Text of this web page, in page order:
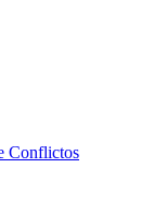
Conflictos